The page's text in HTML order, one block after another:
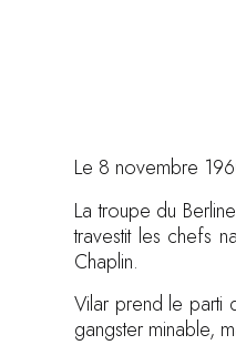
Le 8 novembre
La troupe du
travestit les chefs
Chaplin.
Vilar prend le parti
gangster minable,